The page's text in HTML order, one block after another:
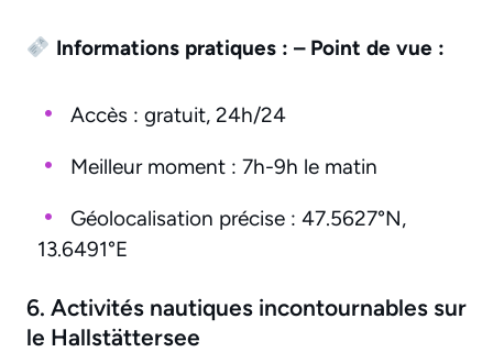
Informations pratiques : – Point de vue :
Accès : gratuit, 24h/24
Meilleur moment : 7h-9h le matin
Géolocalisation précise : 47.5627°N,
13.6491°E
6. Activités nautiques incontournables sur
le Hallstättersee